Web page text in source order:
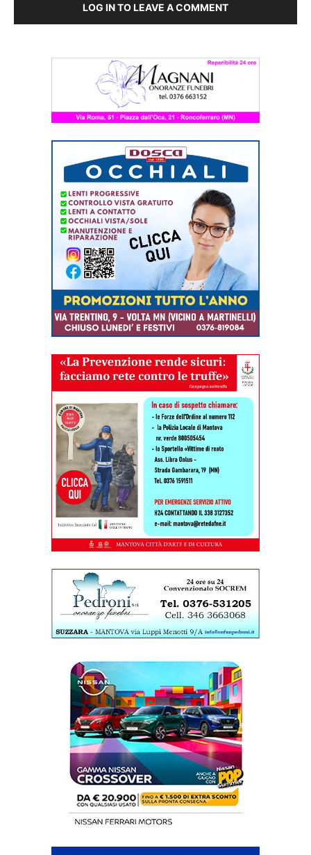
LOG IN TO LEAVE A COMMENT